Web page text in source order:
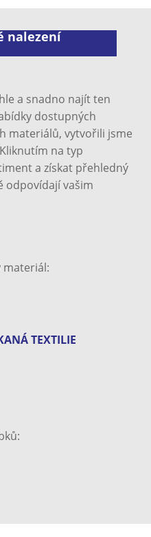
nalezení
a snadno najít ten
dostupných
materiálů, vytvořili jsme
na typ
a získat přehledný
odpovídají vašim
materiál:
TEXTILIE